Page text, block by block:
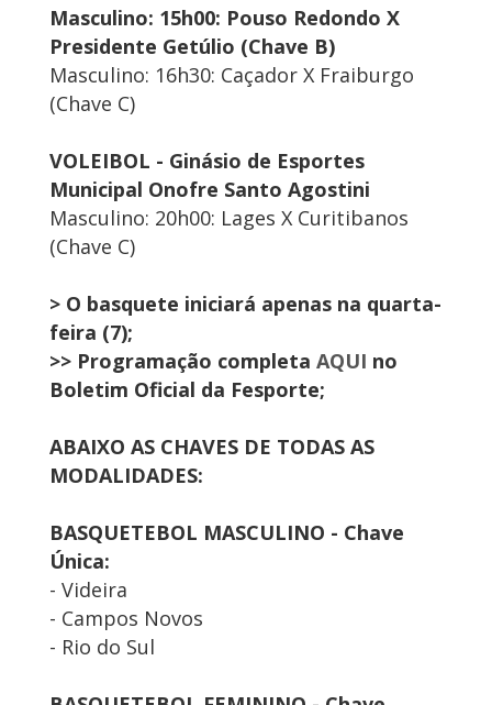
Masculino: 15h00: Pouso Redondo X
Presidente Getúlio (Chave B)
Masculino: 16h30: Caçador X Fraiburgo
(Chave C)
VOLEIBOL - Ginásio de Esportes
Municipal Onofre Santo Agostini
Masculino: 20h00: Lages X Curitibanos
(Chave C)
> O basquete iniciará apenas na quarta-
feira (7);
>> Programação completa AQUI no
Boletim Oficial da Fesporte;
ABAIXO AS CHAVES DE TODAS AS
MODALIDADES:
BASQUETEBOL MASCULINO - Chave
Única:
- Videira
- Campos Novos
- Rio do Sul